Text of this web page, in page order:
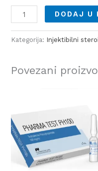
DODAJ U
Kategorija: Injektibilni
Povezani